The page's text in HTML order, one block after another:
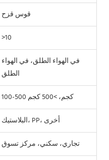
قوس قزح
>10
في الهواء الطلق، في الهواء
الطلق
100-500 كجم، >500 كجم
البلاستيك، PP، أخرى
تجاري، سكني، مركز تسوق